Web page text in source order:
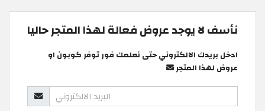
نأسف لا يوجد عروض فعالة لهذا المتجر حاليا
ادخل بريدك الالكتروني حتى نعلمك فور توفر كوبون او
عروض لهذا المتجر